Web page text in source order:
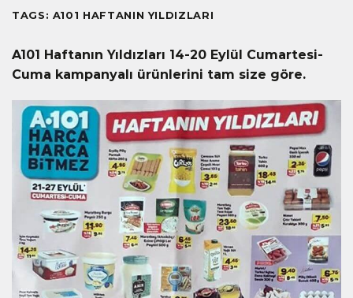
TAGS: A101 HAFTANIN YILDIZLARI
A101 Haftanın Yıldızları 14-20 Eylül Cumartesi-
Cuma kampanyalı ürünlerini tam size göre.